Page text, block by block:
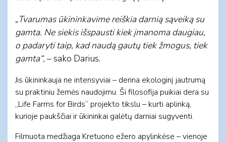
„Tvarumas ūkininkavime reiškia darnią sąveiką su
gamta. Ne siekis išspausti kiek įmanoma daugiau,
o padaryti taip, kad naudą gautų tiek žmogus, tiek
gamta“, – sako Darius.
Jis ūkininkauja ne intensyviai – derina ekologinį jautrumą
su praktiniu žemės naudojimu. Ši filosofija puikiai dera su
„Life Farms for Birds“ projekto tikslu – kurti aplinką,
kurioje paukščiai ir ūkininkai galėtų darniai sugyventi.
Filmuota medžiaga Kretuono ežero apylinkėse – vienoje